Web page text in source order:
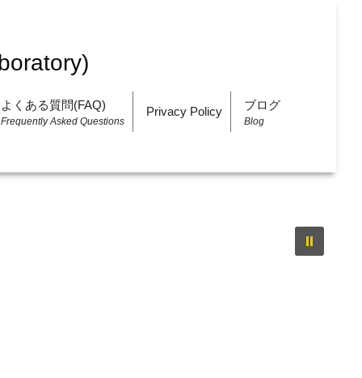
よくある質問(FAQ)
Frequently Asked Questions
Privacy Policy ブログ
Blog